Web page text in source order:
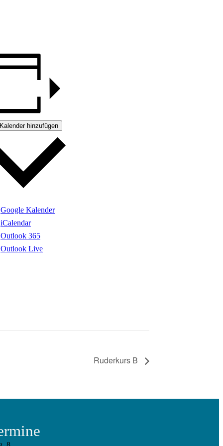
hinzufügen
Google Kalender
iCalendar
Outlook 365
Outlook Live
Ruderkurs B